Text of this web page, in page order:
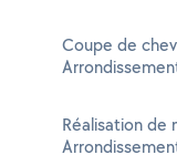
Coupe de
Réalisation de